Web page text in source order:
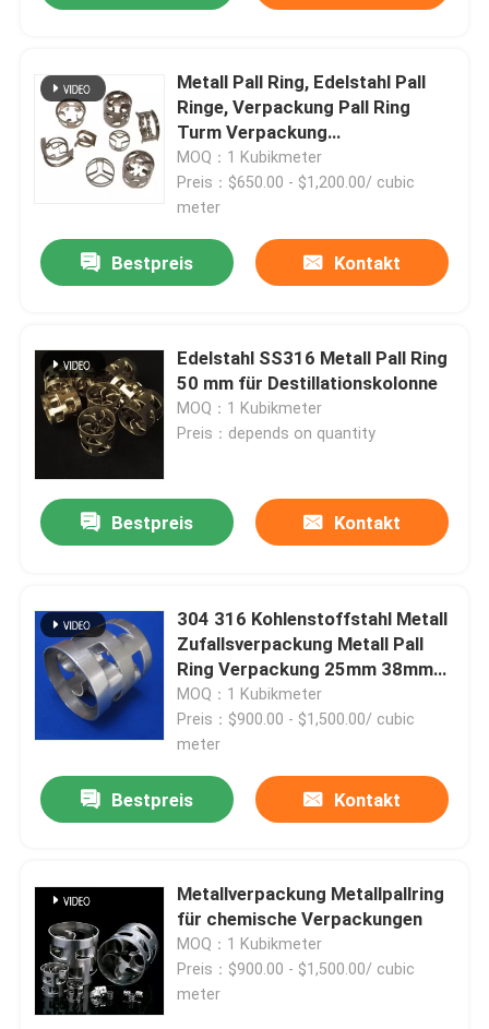
Metall Pall Ring, Edelstahl Pall
Ringe, Verpackung Pall Ring
Turm Verpackung
Kohlenstoffstahl SS316L SS316
SS304 SS410 Stahl
MOQ：1 Kubikmeter
Preis：$650.00 - $1,200.00/ cubic
meter
Bestpreis Kontakt
Edelstahl SS316 Metall Pall Ring
50 mm für Destillationskolonne
MOQ：1 Kubikmeter
Preis：depends on quantity
Bestpreis Kontakt
304 316 Kohlenstoffstahl Metall
Zufallsverpackung Metall Pall
Ring Verpackung 25mm 38mm
50mm 76mm
MOQ：1 Kubikmeter
Preis：$900.00 - $1,500.00/ cubic
meter
Bestpreis Kontakt
Metallverpackung Metallpallring
für chemische Verpackungen
MOQ：1 Kubikmeter
Preis：$900.00 - $1,500.00/ cubic
meter